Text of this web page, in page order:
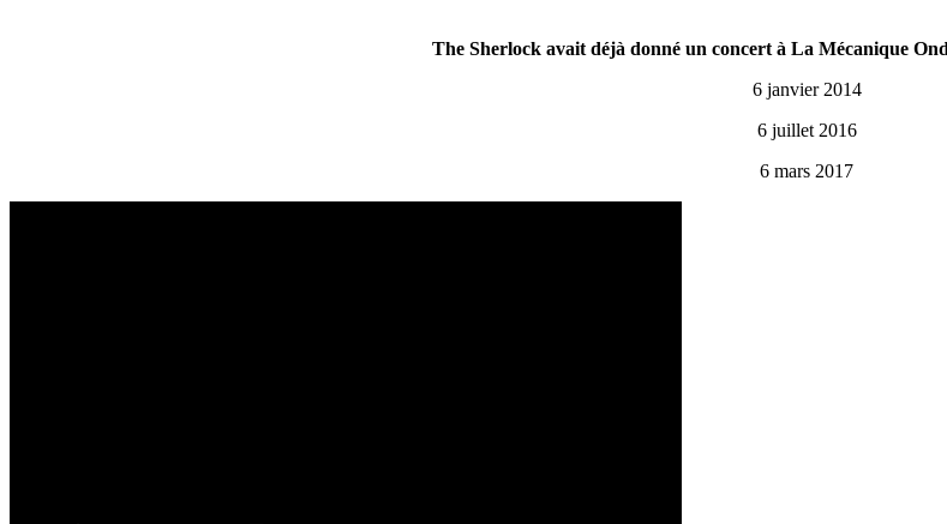
The Sherlock avait déjà donné un concert à La Mécanique
6 janvier 2014
6 juillet 2016
6 mars 2017